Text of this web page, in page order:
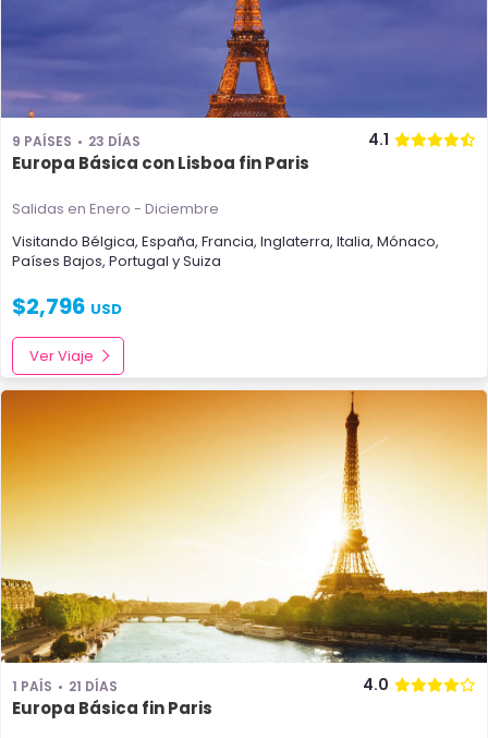
9 PAÍSES 23 DÍAS 4.1
Europa Básica con Lisboa fin Paris
Salidas en Enero - Diciembre
Visitando Bélgica, España, Francia, Inglaterra, Italia, Mónaco,
Países Bajos, Portugal ySuiza
$2,796 USD
Ver Viaje
1 PAÍS 21 DÍAS 4.0
Europa Básica fin Paris